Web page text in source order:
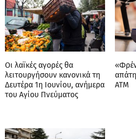
Οι λαϊκές αγορές θα
λειτουργήσουν κανονικά τη
Δευτέρα 1η Ιουνίου, ανήμερα
του Αγίου Πνεύματος
ATM